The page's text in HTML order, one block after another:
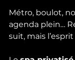
Métro, boulot,
agenda plein…
suit, mais